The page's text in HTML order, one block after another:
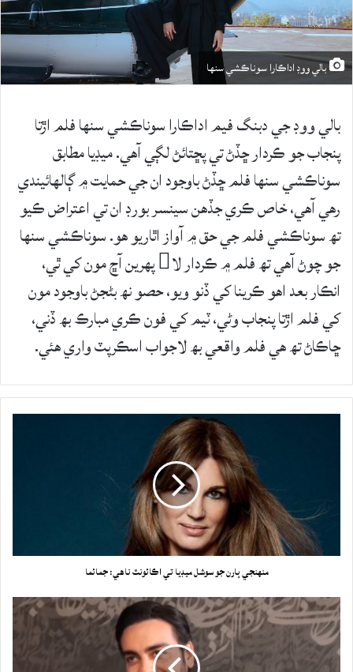
بالي ووڊ اداڪارا سوناڪشي سنها
بالي ووڊ جي دبنگ فيم اداڪارا سوناڪشي سنها فلم اڙتا
پنجاب جو ڪردار ڇڏڻ تي پڇتائڻ لڳي آهي. ميڊيا مطابق
سوناڪشي سنها فلم ڇڏڻ باوجود ان جي حمايت ۾ ڳالهائيندي
رهي آهي، خاص ڪري جڏهن سينسر بورڊ ان تي اعتراض ڪيو
تھ سوناڪشي فلم جي حق ۾ آواز اٿاريو هو. سوناڪشي سنها
جو چوڻ آهي تھ فلم ۾ ڪردار لا پهرين آڇ مون کي ٿي،
انڪار بعد اهو ڪرينا کي ڏنو ويو، حصو نھ بڻجڻ باوجود مون
کي فلم اڙتا پنجاب وڻي، ٽيم کي فون ڪري مبارڪ بھ ڏني،
ڇاڪاڻ تھ هي فلم واقعي بھ لاجواب اسڪرپٽ واري هئي.
منهنجي ٻارن جو سوشل ميڊيا تي اڪائونٽ ناهي: جمائما